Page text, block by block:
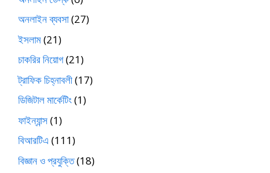
অনলাইন ব্যবসা(27)
ইসলাম(21)
চাকরির নিয়োগ(21)
ট্রাফিক চিহ্নাবলী(17)
ডিজিটাল মার্কেটিং(1)
ফাইন্যান্স(1)
বিআরটিএ (111)
বিজ্ঞান ও প্রযুক্তি(18)